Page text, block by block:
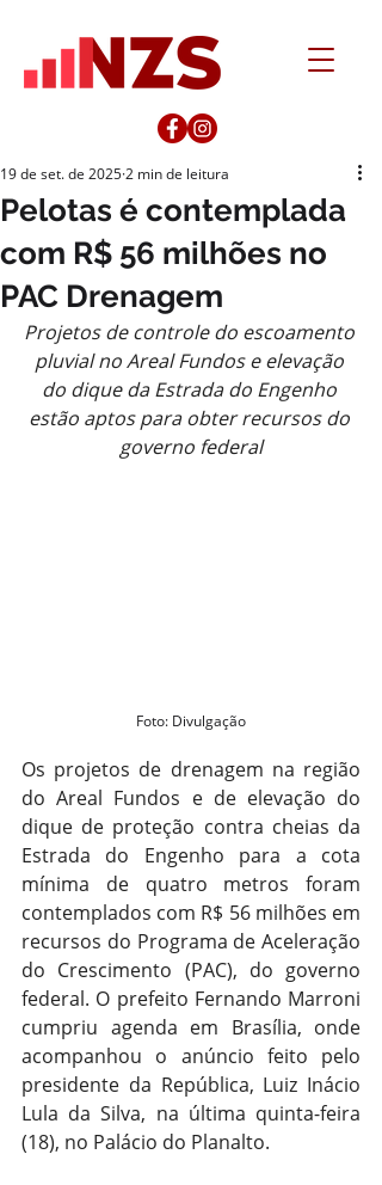
Pelotas é contemplada
com R$ 56 milhões no
PAC Drenagem
19 de set. de 20252 min de leitura
Projetos de controle do escoamento
pluvial no Areal Fundos e elevação
do dique da Estrada do Engenho
estão aptos para obter recursos do
governo federal
Foto: Divulgação
Os projetos de drenagem na região
do Areal Fundos e de elevação do
dique de proteção contra cheias da
Estrada do Engenho para a cota
mínima de quatro metros foram
contemplados com R$ 56 milhões em
recursos do Programa de Aceleração
do Crescimento (PAC), do governo
federal. O prefeito Fernando Marroni
cumpriu agenda em Brasília, onde
acompanhou o anúncio feito pelo
presidente da República, Luiz Inácio
Lula da Silva, na última quinta-feira
(18), no Palácio do Planalto.